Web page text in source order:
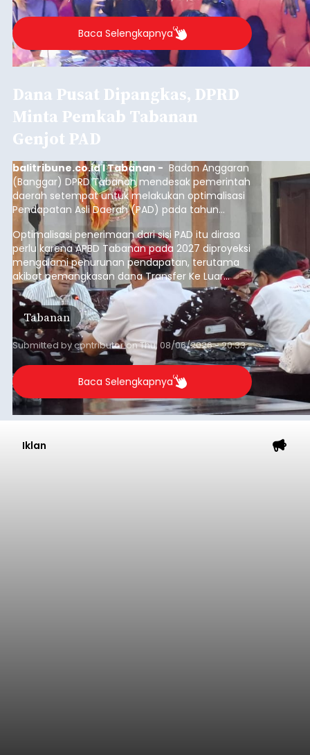
Baca Selengkapnya
Dana Pusat Dipangkas, DPRD
Minta Pemkab Tabanan
Genjot PAD
balitribune.co.id I Tabanan - Badan Anggaran
(Banggar) DPRD Tabanan mendesak pemerintah
daerah setempat untuk melakukan optimalisasi
Pendapatan Asli Daerah (PAD) pada tahun
anggaran 2027.
Optimalisasi penerimaan dari sisi PAD itu dirasa
perlu karena APBD Tabanan pada 2027 diproyeksi
mengalami penurunan pendapatan, terutama
akibat pemangkasan dana Transfer Ke Luar
Daerah (TKD) dari pemerintah pusat.
Tabanan
Submitted bycontributoronThu, 08/06/2026 - 20:33
Baca Selengkapnya
Iklan